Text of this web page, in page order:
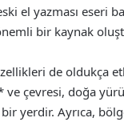
el yazması eseri
bir kaynak
de oldukça
ve çevresi, doğa
yerdir. Ayrıca,